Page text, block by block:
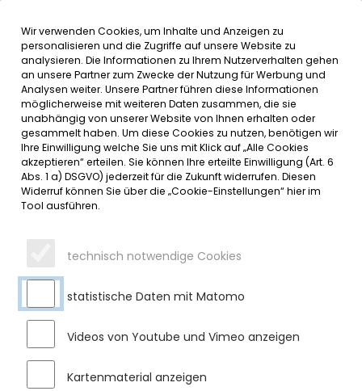
Inhalt der Seite anspringen
Informationen undMENÜ
SERVICE
Wir verwenden Cookies, um Inhalte und Anzeigen zu
personalisieren und die Zugriffe auf unsere Website zu
analysieren. Die Informationen zu Ihrem Nutzerverhalten gehen
an unsere Partner zum Zwecke der Nutzung für Werbung und
Analysen weiter. Unsere Partner führen diese Informationen
möglicherweise mit weiteren Daten zusammen, die sie
unabhängig von unserer Website von Ihnen erhalten oder
gesammelt haben. Um diese Cookies zu nutzen, benötigen wir
Ihre Einwilligung welche Sie uns mit Klick auf „Alle Cookies
akzeptieren“ erteilen. Sie können Ihre erteilte Einwilligung (Art. 6
Abs. 1 a) DSGVO) jederzeit für die Zukunft widerrufen. Diesen
Widerruf können Sie über die „Cookie-Einstellungen“ hier im
Tool ausführen.
technisch notwendige Cookies
statistische Daten mit Matomo
Videos von Youtube und Vimeo anzeigen
Kartenmaterial anzeigen